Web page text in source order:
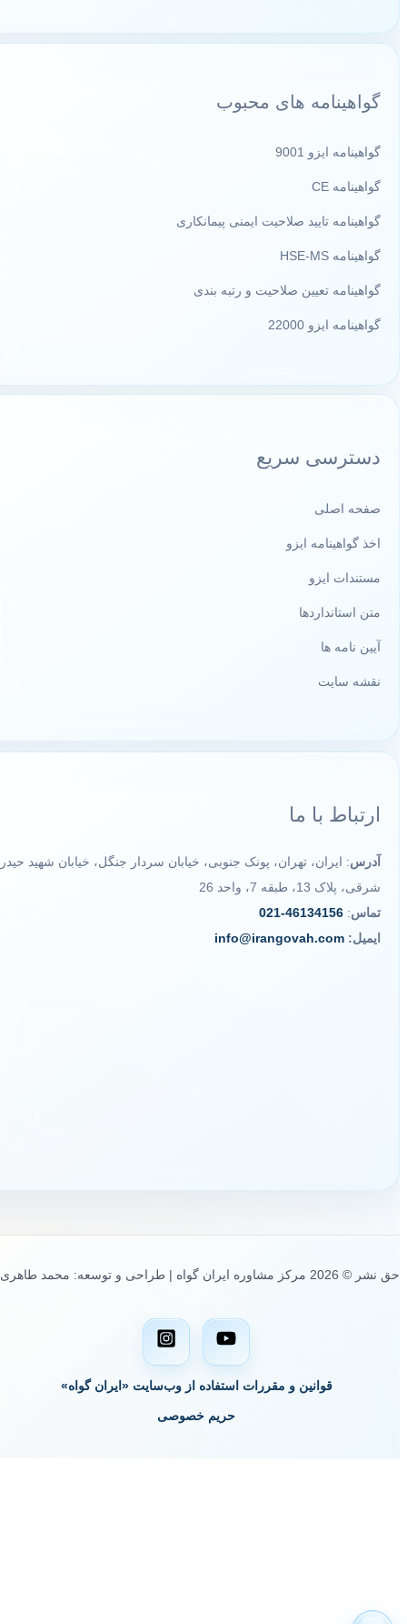
گواهینامه های محبوب
گواهینامه ایزو 9001
گواهینامه CE
گواهینامه تایید صلاحیت ایمنی پیمانکاری
گواهینامه HSE-MS
گواهینامه تعیین صلاحیت و رتبه بندی
گواهینامه ایزو 22000
دسترسی سریع
صفحه اصلی
اخذ گواهینامه ایزو
مستندات ایزو
متن استانداردها
آیین نامه ها
نقشه سایت
ارتباط با ما
آدرس: ایران، تهران، پونک جنوبی، خیابان سردار جنگل، خیابان شهید
شرقی، پلاک 13، طبقه 7، واحد 26
تماس:
46134156-021
ایمیل: info@irangovah.com
حق نشر © 2026 مرکز مشاوره ایران گواه | طراحی و توسعه: محمد طاهری
قوانین و مقررات استفاده از وب‌سایت «ایران گواه»
حریم خصوصی